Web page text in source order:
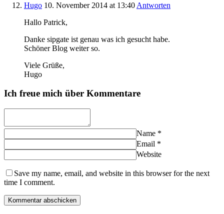
Hugo 10. November 2014 at 13:40 Antworten
Hallo Patrick,
Danke sipgate ist genau was ich gesucht habe.
Schöner Blog weiter so.
Viele Grüße,
Hugo
Ich freue mich über Kommentare
Name *
Email *
Website
Save my name, email, and website in this browser for the next
time I comment.